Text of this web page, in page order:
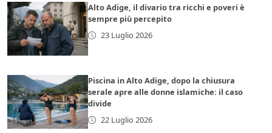
Alto Adige, il divario tra ricchi e poveri è
sempre più percepito
23 Luglio 2026
Piscina in Alto Adige, dopo la chiusura
serale apre alle donne islamiche: il caso
divide
22 Luglio 2026